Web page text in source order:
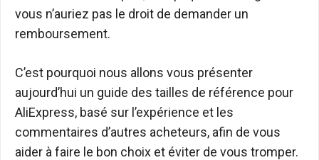
vous n’auriez pas le droit de demander un
remboursement.
C’est pourquoi nous allons vous présenter
aujourd’hui un guide des tailles de référence pour
AliExpress, basé sur l’expérience et les
commentaires d’autres acheteurs, afin de vous
aider à faire le bon choix et éviter de vous tromper.